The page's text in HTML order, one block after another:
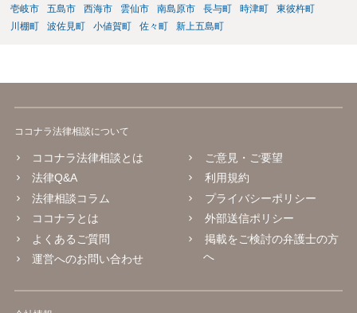
壱岐市
五島市 西海市 雲仙市 南島原市 長与町 時津町
東彼杵町
川棚町
波佐見町 小値賀町 佐々町 新上五島町
ココナラ法律相談について
ココナラ法律相談とは
法律Q&A
法律相談コラム
ココナラとは
よくあるご質問
運営へのお問い合わせ
ご意見・ご要望
利用規約
プライバシーポリシー
外部送信ポリシー
掲載をご検討の弁護士の方
へ